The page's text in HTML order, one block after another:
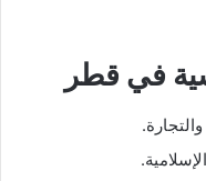
في قطر